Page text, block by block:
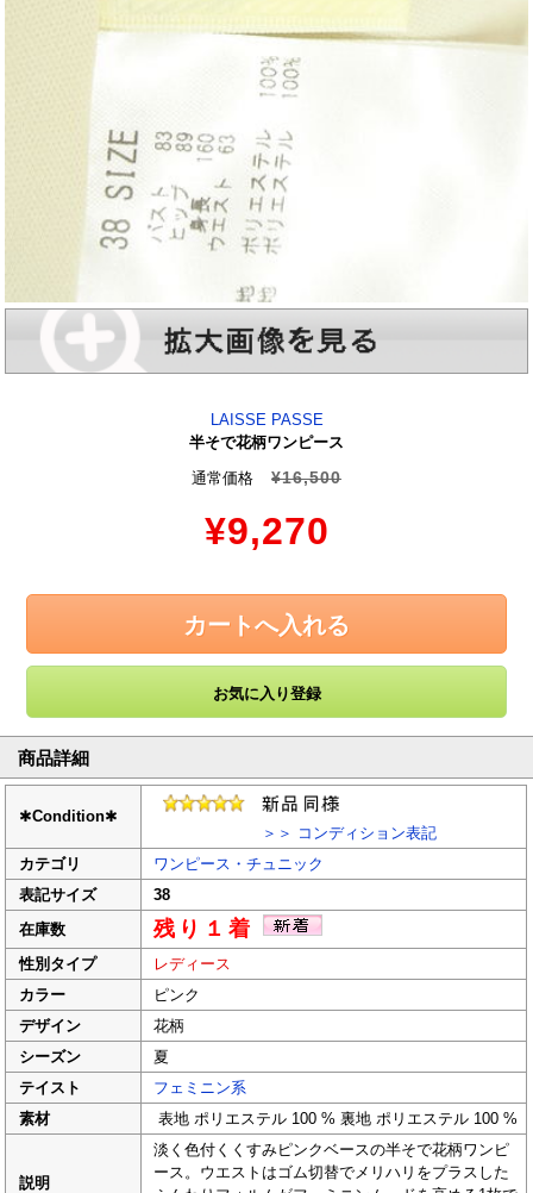
LAISSE PASSE
半そで花柄ワンピース
通常価格
¥16,500
¥9,270
カートへ入れる
商品詳細
✱Condition✱
＞＞ コンディション表記
カテゴリ
ワンピース・チュニック
表記サイズ
38
在庫数
残り１着
性別タイプ
レディース
カラー
ピンク
デザイン
花柄
シーズン
夏
テイスト
フェミニン系
素材
表地 ポリエステル 100 % 裏地 ポリエステル 100 %
説明
淡く色付くくすみピンクベースの半そで花柄ワンピ
ース。ウエストはゴム切替でメリハリをプラスした